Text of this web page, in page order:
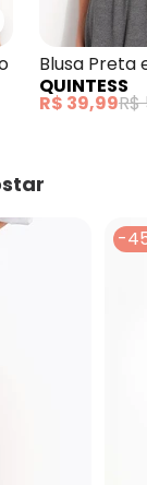
- Blusa
Blusa Preta
QUINTESS
R$ 39,99R$
-